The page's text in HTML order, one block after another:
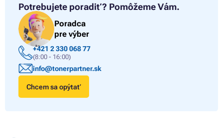
Potrebujete poradiť? Pomôžeme Vám.
Poradca
pre výber
+421 2 330 068 77
(8:00 - 16:00)
info@tonerpartner.sk
Chcem sa opýtať